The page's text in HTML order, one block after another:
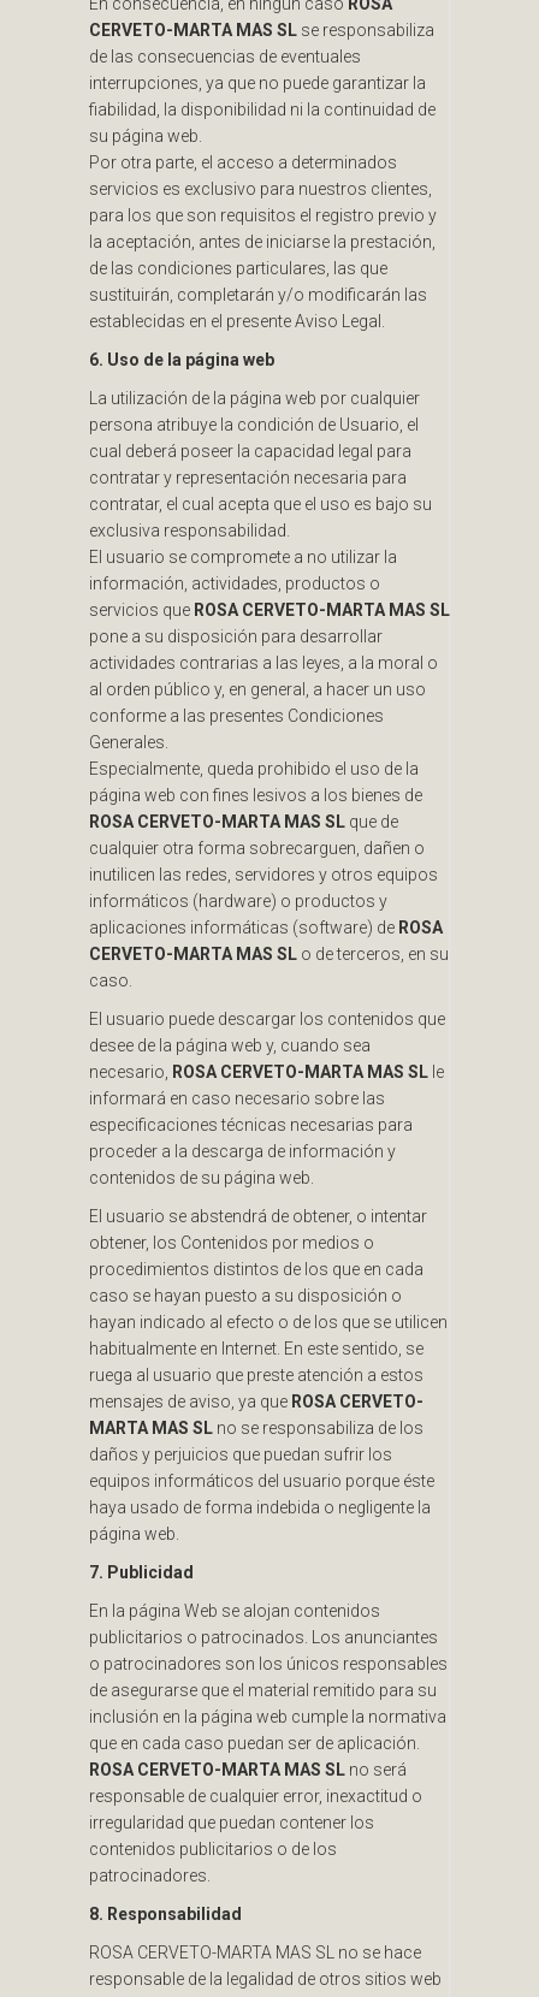
CERVETO-MARTA MAS SL se responsabiliza
de las consecuencias de eventuales
interrupciones, ya que no puede garantizar la
fiabilidad, la disponibilidad ni la continuidad de
su página web.
Por otra parte, el acceso a determinados
servicios es exclusivo para nuestros clientes,
para los que son requisitos el registro previo y
la aceptación, antes de iniciarse la prestación,
de las condiciones particulares, las que
sustituirán, completarán y/o modificarán las
establecidas en el presente Aviso Legal.
6. Uso de la página web
La utilización de la página web por cualquier
persona atribuye la condición de Usuario, el
cual deberá poseer la capacidad legal para
contratar y representación necesaria para
contratar, el cual acepta que el uso es bajo su
exclusiva responsabilidad.
El usuario se compromete a no utilizar la
información, actividades, productos o
servicios que ROSA CERVETO-MARTA MAS SL
pone a su disposición para desarrollar
actividades contrarias a las leyes, a la moral o
al orden público y, en general, a hacer un uso
conforme a las presentes Condiciones
Generales.
Especialmente, queda prohibido el uso de la
página web con fines lesivos a los bienes de
ROSA CERVETO-MARTA MAS SL que de
cualquier otra forma sobrecarguen, dañen o
inutilicen las redes, servidores y otros equipos
informáticos (hardware) o productos y
aplicaciones informáticas (software) de ROSA
CERVETO-MARTA MAS SL o de terceros, en su
caso.
El usuario puede descargar los contenidos que
desee de la página web y, cuando sea
necesario,
ROSA CERVETO-MARTA MAS SL le
informará en caso necesario sobre las
especificaciones técnicas necesarias para
proceder a la descarga de información y
contenidos de su página web.
El usuario se abstendrá de obtener, o intentar
obtener, los Contenidos por medios o
procedimientos distintos de los que en cada
caso se hayan puesto a su disposición o
hayan indicado al efecto o de los que se utilicen
habitualmente en Internet. En este sentido, se
ruega al usuario que preste atención a estos
mensajes de aviso, ya que ROSA CERVETO-
MARTA MAS SL no se responsabiliza de los
daños y perjuicios que puedan sufrir los
equipos informáticos del usuario porque éste
haya usado de forma indebida o negligente la
página web.
7. Publicidad
En la página Web se alojan contenidos
publicitarios o patrocinados. Los anunciantes
o patrocinadores son los únicos responsables
de asegurarse que el material remitido para su
inclusión en la página web cumple la normativa
que en cada caso puedan ser de aplicación.
ROSA CERVETO-MARTA MAS SL no será
responsable de cualquier error, inexactitud o
irregularidad que puedan contener los
contenidos publicitarios o de los
patrocinadores.
8. Responsabilidad
ROSA CERVETO-MARTA MAS SL no se hace
responsable de la legalidad de otros sitios web